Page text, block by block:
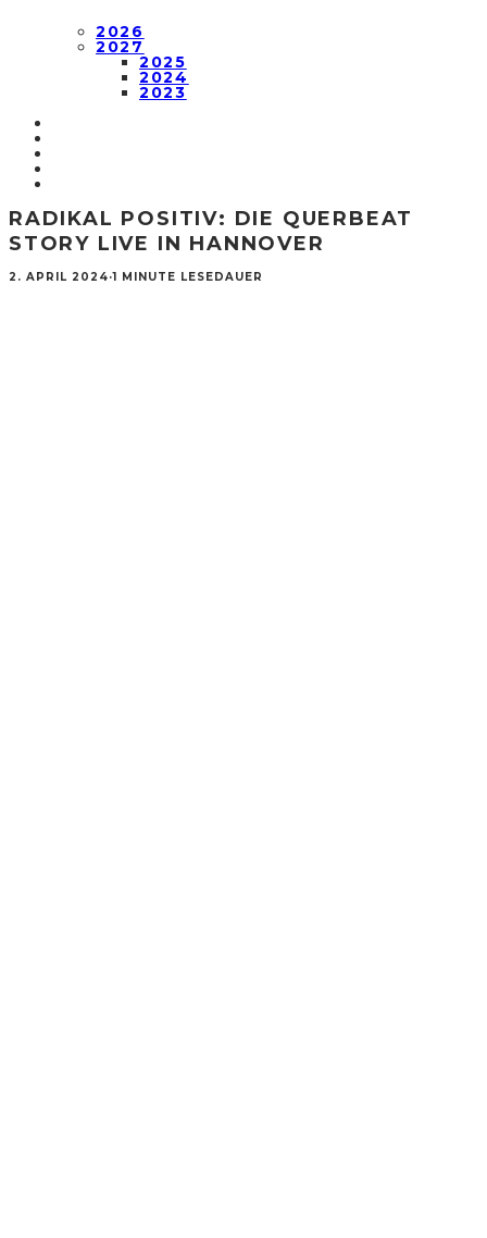
2026
2027
2025
2024
2023
RADIKAL POSITIV: DIE QUERBEAT
STORY LIVE IN HANNOVER
2. APRIL 2024·1 MINUTE LESEDAUER